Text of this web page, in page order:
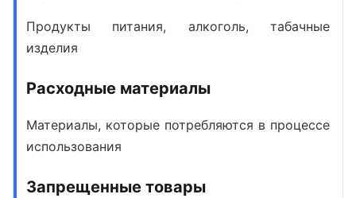
Продукты питания, алкоголь, табачные
изделия
Расходные материалы
Материалы, которые потребляются в процессе
использования
Запрещенные товары